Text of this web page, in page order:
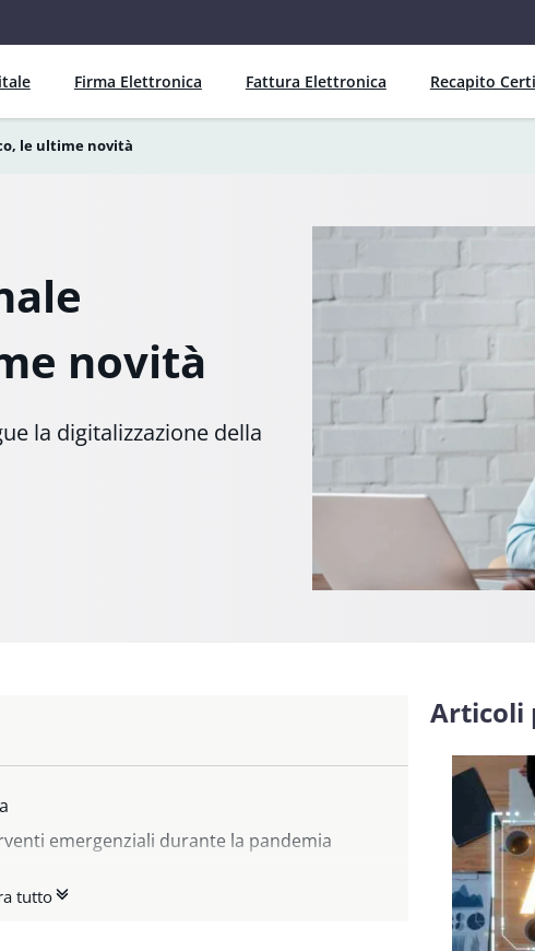
Firma Elettronica Fattura Elettronica Recapito
le ultime novità
novità
la digitalizzazione della
emergenziali durante la pandemia
tutto
Articoli